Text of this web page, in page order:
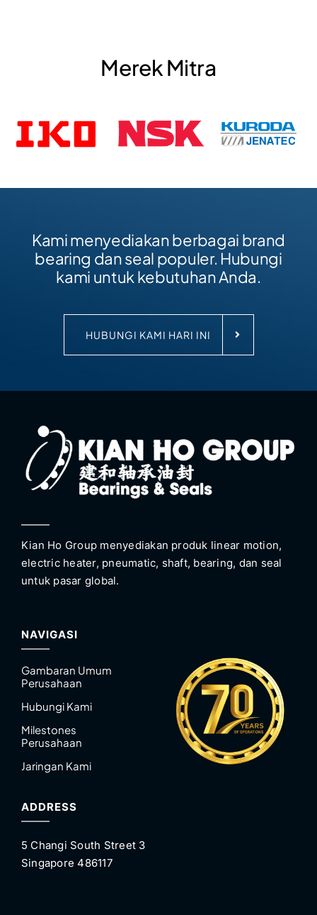
Merek Mitra
Kami menyediakan berbagai brand
bearing dan seal populer. Hubungi
kami untuk kebutuhan Anda.
HUBUNGI KAMI HARI INI
Kian Ho Group menyediakan produk linear motion,
electric heater, pneumatic, shaft, bearing, dan seal
untuk pasar global.
NAVIGASI
Gambaran Umum
Perusahaan
Hubungi Kami
Milestones
Perusahaan
Jaringan Kami
ADDRESS
5 Changi South Street 3
Singapore 486117